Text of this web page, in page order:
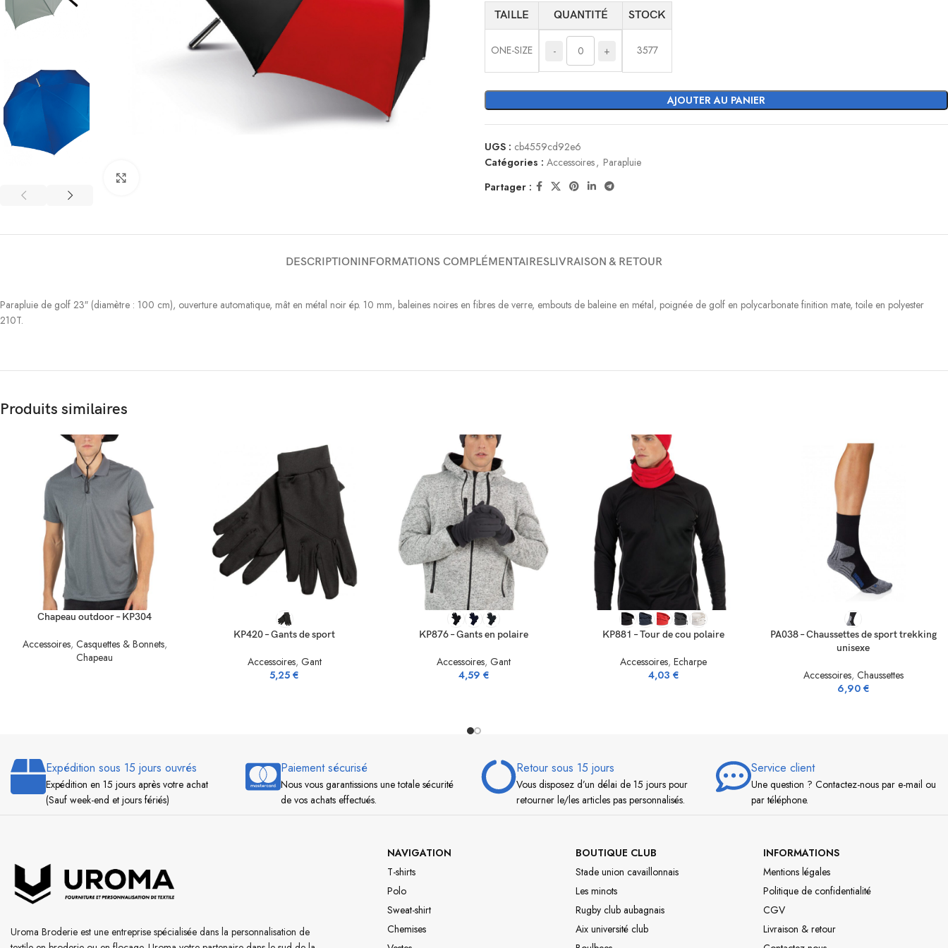
TAILLE QUANTITÉ STOCK
ONE-SIZE - + 3577
AJOUTER AU PANIER
UGS : cb4559cd92e6
Catégories : Accessoires, Parapluie
Partager :
DESCRIPTIONINFORMATIONS COMPLÉMENTAIRESLIVRAISON & RETOUR
Parapluie de golf 23″ (diamètre : 100 cm), ouverture automatique, mât en métal noir ép. 10 mm, baleines noires en fibres de verre, embouts de baleine en métal, poignée de golf en polycarbonate finition mate, toile en polyester
210T.
Produits similaires
CHOIX DES OPTIONS
Chapeau outdoor – KP304
Accessoires, Casquettes & Bonnets,
Chapeau
CHOIX DES OPTIONS
KP420 – Gants de sport
Accessoires, Gant
5,25€
CHOIX DES OPTIONS
KP876 – Gants en polaire
Accessoires, Gant
4,59 €
CHOIX DES OPTIONS
KP881 – Tour de cou polaire
Accessoires,Echarpe
4,03 €
CHOIX DES OPTIONS
PA038 – Chaussettes de sport trekking
unisexe
Accessoires, Chaussettes
6,90 €
Expédition sous 15 jours ouvrés
Expédition en 15 jours après votre achat
(Sauf week-end et jours fériés)
Paiement sécurisé
Nous vous garantissions une totale sécurité
de vos achats effectués.
Retour sous 15 jours
Vous disposez d’un délai de 15 jours pour
retourner le/les articles pas personnalisés.
Service client
Une question ? Contactez-nous par e-mail ou
par téléphone.
Uroma Broderie est une entreprise spécialisée dans la personnalisation de
NAVIGATION
T-shirts
Polo
Sweat-shirt
Chemises
BOUTIQUE CLUB
Stade union cavaillonnais
Les minots
Rugby club aubagnais
Aix université club
INFORMATIONS
Mentions légales
Politique de confidentialité
CGV
Livraison & retour